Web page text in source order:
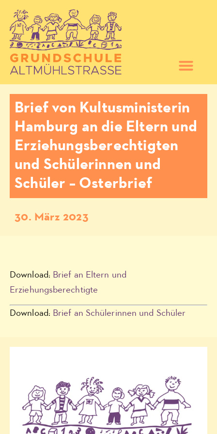
Brief von Kultusministerin
Hamburg an die Eltern und
Erziehungsberechtigten
und Schülerinnen und
Schüler – Osterbrief
30. März 2023
Download: Brief an Eltern und
Erziehungsberechtigte
Download: Brief an Schülerinnen und Schüler